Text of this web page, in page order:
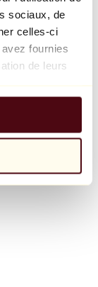
sociaux, de
celles-ci
fournies
de leurs